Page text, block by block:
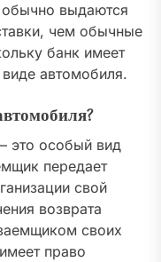
обычно выдаются
чем обычные
банк имеет
автомобиля.
это особый вид
передает
свой
возврата
своих
право